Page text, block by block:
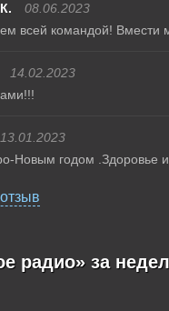
08.06.2023
всей командой! Вмести
14.02.2023
13.01.2023
Новым годом
радио» за